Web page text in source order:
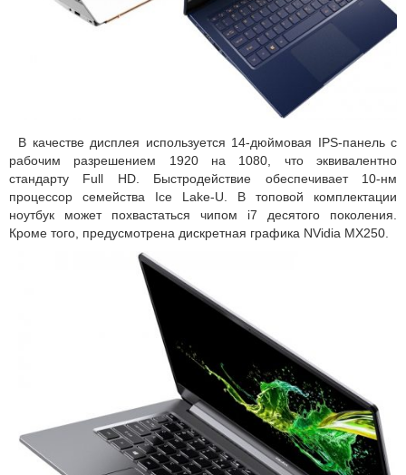
В качестве дисплея используется 14-дюймовая IPS-панель с
рабочим разрешением 1920 на 1080, что эквивалентно
стандарту Full HD. Быстродействие обеспечивает 10-нм
процессор семейства Ice Lake-U. В топовой комплектации
ноутбук может похвастаться чипом i7 десятого поколения.
Кроме того, предусмотрена дискретная графика NVidia MX250.